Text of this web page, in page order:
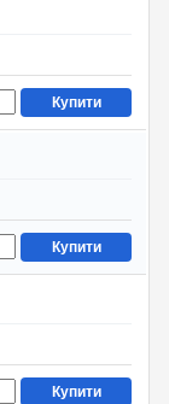
Купити
Купити
Купити